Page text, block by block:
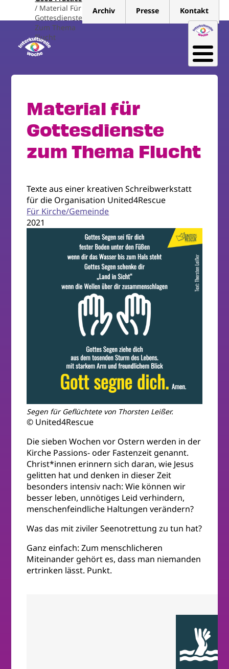
Material Für
Gottesdienste
Zum Thema
Flucht
Archiv Presse Kontakt
Material für
Gottesdienste
zum Thema Flucht
Texte aus einer kreativen Schreibwerkstatt
für die Organisation United4Rescue
Für Kirche/Gemeinde
2021
Segen für Geflüchtete von Thorsten Leißer.
© United4Rescue
Die sieben Wochen vor Ostern werden in der
Kirche Passions- oder Fastenzeit genannt.
Christ*innen erinnern sich daran, wie Jesus
gelitten hat und denken in dieser Zeit
besonders intensiv nach: Wie können wir
besser leben, unnötiges Leid verhindern,
menschenfeindliche Haltungen verändern?
Was das mit ziviler Seenotrettung zu tun hat?
Ganz einfach: Zum menschlicheren
Miteinander gehört es, dass man niemanden
ertrinken lässt. Punkt.